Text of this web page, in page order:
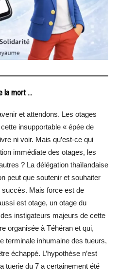
la mort ...
et attendons. Les otages
insupportable « épée de
ni voir. Mais qu’est-ce qui
immédiate des otages, les
? La délégation thaïlandaise
peut que soutenir et souhaiter
succès. Mais force est de
est otage, un otage du
instigateurs majeurs de cette
organisée à Téhéran et qui,
terminale inhumaine des tueurs,
échappé. L’hypothèse n’est
tuerie du 7 a certainement été